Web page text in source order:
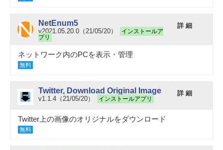
NetEnum5
v2021.05.20.0（21/05/20）
インストールア
プリ
詳 細
ネットワーク内のPCを表示・管理
無料
Twitter, Download Original Image
v1.1.4（21/05/20） インストールアプリ
詳 細
Twitter上の画像のオリジナルをダウンロード
無料